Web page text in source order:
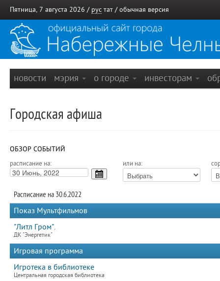
Пятница, 7 августа 2026 / рус тат / обычная версия
новости мэрия о городе инвесторам
Городская афиша
ОБЗОР СОБЫТИЙ
расписание на: или на:
Расписание на 30.6.2022
Показ Мультфильмов
"Литл Гром".
ДК "Энергетик"
Игровая программа
Игротека в библиотеке
Центральная городская библиотека